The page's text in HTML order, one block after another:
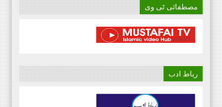
مصطفائی ٹی وی
رباط ادب